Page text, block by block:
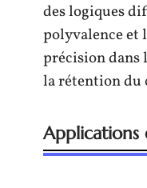
des logiques
polyvalence et
précision dans
la rétention du
Applications